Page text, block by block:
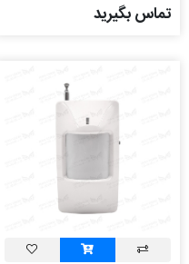
تماس بگیرید